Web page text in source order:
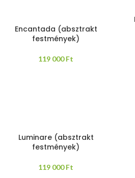
Encantada (absztrakt
festmények)
119 000Ft
Luminare (absztrakt
festmények)
119 000Ft